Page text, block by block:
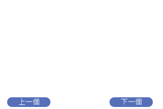
上一個 下一個